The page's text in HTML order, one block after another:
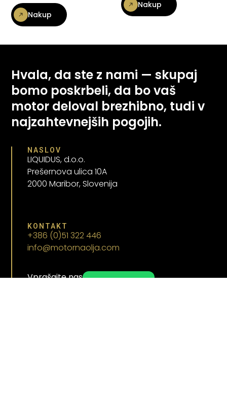
Nakup
Nakup
Hvala, da ste z nami — skupaj
bomo poskrbeli, da bo vaš
motor deloval brezhibno, tudi v
najzahtevnejših pogojih.
NASLOV
LIQUIDUS, d.o.o.
Prešernova ulica 10A
2000 Maribor, Slovenija
KONTAKT
+386 (0)51 322 446
info@motornaolja.com
Vprašajte nas